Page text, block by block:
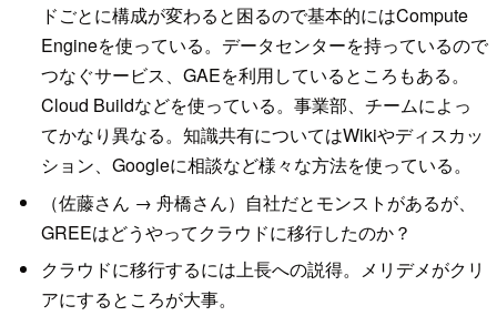
ドごとに構成が変わると困るので基本的にはCompute
Engineを使っている。データセンターを持っているので
つなぐサービス、GAEを利用しているところもある。
Cloud Buildなどを使っている。事業部、チームによっ
てかなり異なる。知識共有についてはWikiやディスカッ
ション、Googleに相談など様々な方法を使っている。
（佐藤さん → 舟橋さん）自社だとモンストがあるが、
GREEはどうやってクラウドに移行したのか？
クラウドに移行するには上長への説得。メリデメがクリ
アにするところが大事。